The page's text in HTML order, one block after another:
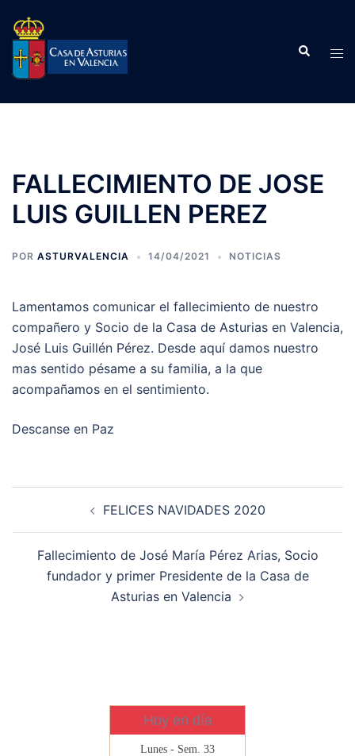
contenido
Buscar
FALLECIMIENTO DE JOSE
LUIS GUILLEN PEREZ
POR ASTURVALENCIA 14/04/2021 NOTICIAS
Lamentamos comunicar el fallecimiento de nuestro
compañero y Socio de la Casa de Asturias en Valencia,
José Luis Guillén Pérez. Desde aquí damos nuestro
mas sentido pésame a su familia, a la que
acompañamos en el sentimiento.
Descanse en Paz
FELICES NAVIDADES 2020
Fallecimiento de José María Pérez Arias, Socio
fundador y primer Presidente de la Casa de
Asturias en Valencia
Hoy en día
Lunes - Sem. 33